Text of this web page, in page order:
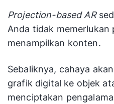
Projection-based AR
Anda tidak memerlukan
menampilkan konten.
Sebaliknya, cahaya
grafik digital ke objek
menciptakan